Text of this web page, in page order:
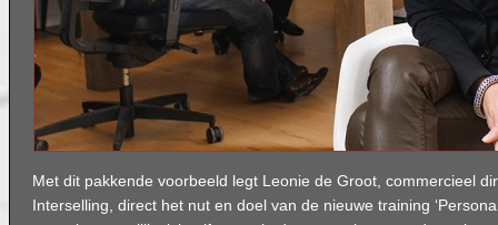
Met dit pakkende voorbeeld legt Leonie de Groot, commercieel
Interselling, direct het nut en doel van de nieuwe training